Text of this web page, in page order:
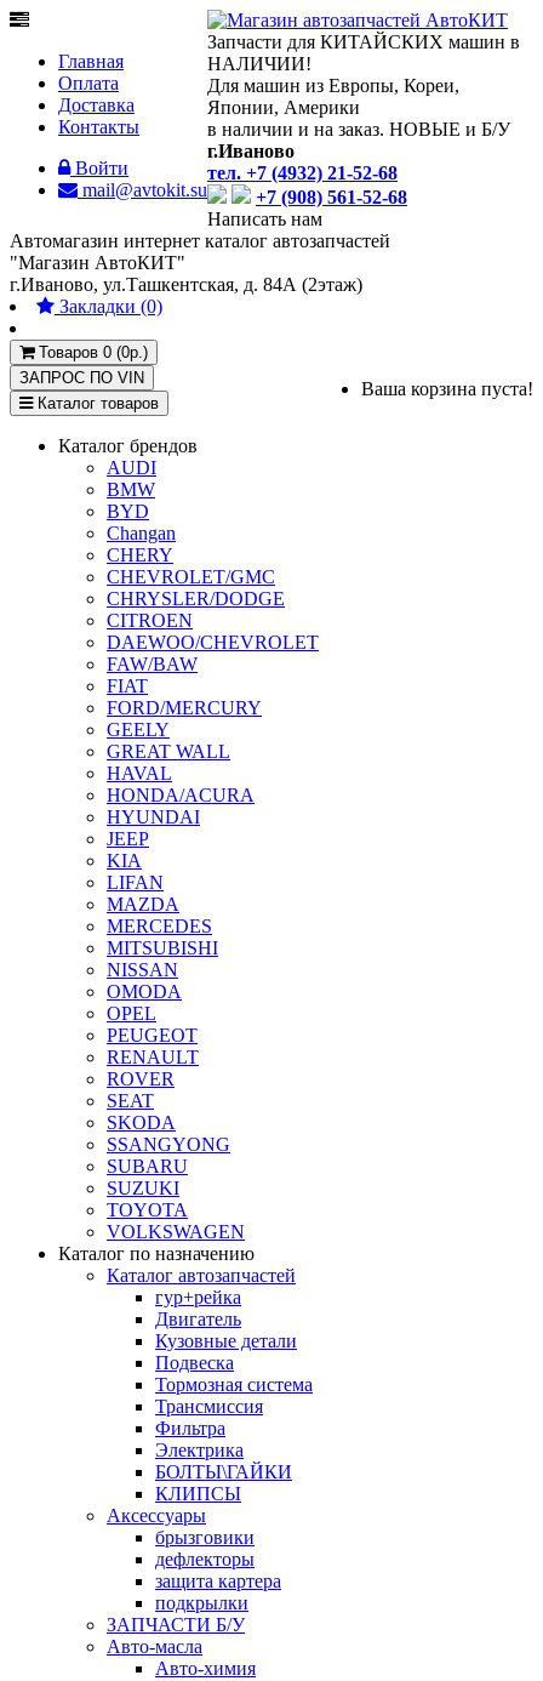
Главная
Оплата
Доставка
Контакты
Войти
mail@avtokit.su
Запчасти для КИТАЙСКИХ машин в
НАЛИЧИИ!
Для машин из Европы, Кореи,
Японии, Америки
в наличии и на заказ. НОВЫЕ и Б/У
г.Иваново
тел. +7 (4932) 21-52-68
+7 (908) 561-52-68
Написать нам
Автомагазин интернет каталог автозапчастей
"Магазин АвтоКИТ"
г.Иваново, ул.Ташкентская, д. 84А (2этаж)
Закладки (0)
Товаров 0 (0р.)
Ваша корзина пуста!
ЗАПРОС ПО VIN
Каталог товаров
Каталог брендов
AUDI
BMW
BYD
Changan
CHERY
CHEVROLET/GMC
CHRYSLER/DODGE
CITROEN
DAEWOO/CHEVROLET
FAW/BAW
FIAT
FORD/MERCURY
GEELY
GREAT WALL
HAVAL
HONDA/ACURA
HYUNDAI
JEEP
KIA
LIFAN
MAZDA
MERCEDES
MITSUBISHI
NISSAN
OMODA
OPEL
PEUGEOT
RENAULT
ROVER
SEAT
SKODA
SSANGYONG
SUBARU
SUZUKI
TOYOTA
VOLKSWAGEN
Каталог по назначению
Каталог автозапчастей
гур+рейка
Двигатель
Кузовные детали
Подвеска
Тормозная система
Трансмиссия
Фильтра
Электрика
БОЛТЫ\ГАЙКИ
КЛИПСЫ
Аксессуары
брызговики
дефлекторы
защита картера
подкрылки
ЗАПЧАСТИ Б/У
Авто-масла
Авто-химия